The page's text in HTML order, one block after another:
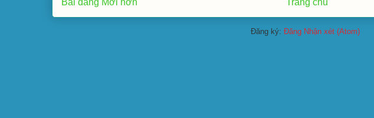
Đăng ký: Đăng Nhận xét (Atom)